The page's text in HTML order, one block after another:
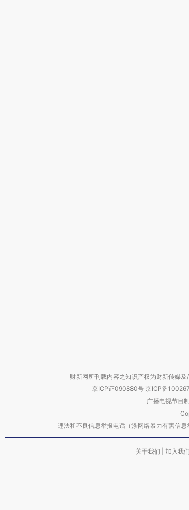
财新网所刊载内容之知识产权为财新传媒
京ICP证090880号 京ICP备
广播电视节目
违法和不良信息举报电话（涉网络暴力有害
关于我们 加入我们